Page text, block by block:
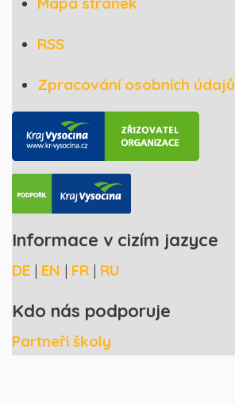
RSS
Zpracování osobních údajů
Informace v cizím jazyce
DE | EN | FR | RU
Kdo nás podporuje
Partneři školy